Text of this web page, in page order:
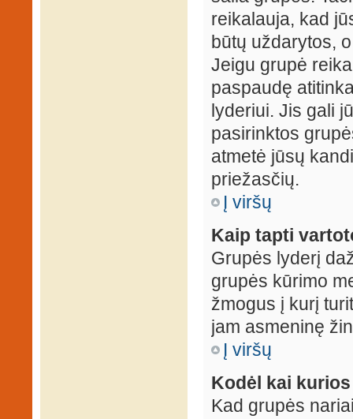
reikalauja, kad
būtų uždarytos,
Jeigu grupė
paspaudę
lyderiui. Jis gali
pasirinktos
atmetė jūsų
priežasčių.
Į viršų
Kaip tapti
Grupės lyderį
grupės kūrimo
žmogus į kurį
jam asmeninę
Į viršų
Kodėl kai
Kad grupės